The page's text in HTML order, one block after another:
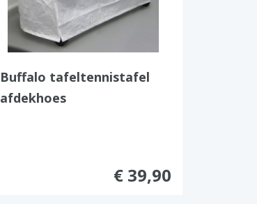
Buffalo tafeltennistafel
afdekhoes
€ 39,90